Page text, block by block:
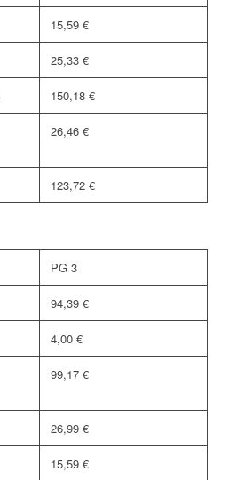
15,59 €
25,33 €
150,18 €
26,46 €
123,72 €
PG 3
94,39 €
4,00 €
99,17 €
26,99 €
15,59 €